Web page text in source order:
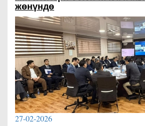
жөнүндө
27-02-2026